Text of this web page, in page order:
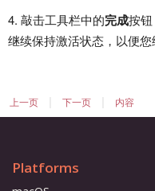
4. 敲击工具栏中的完成按
继续保持激活状态，以便您
上一页 下一页 内容
Platforms